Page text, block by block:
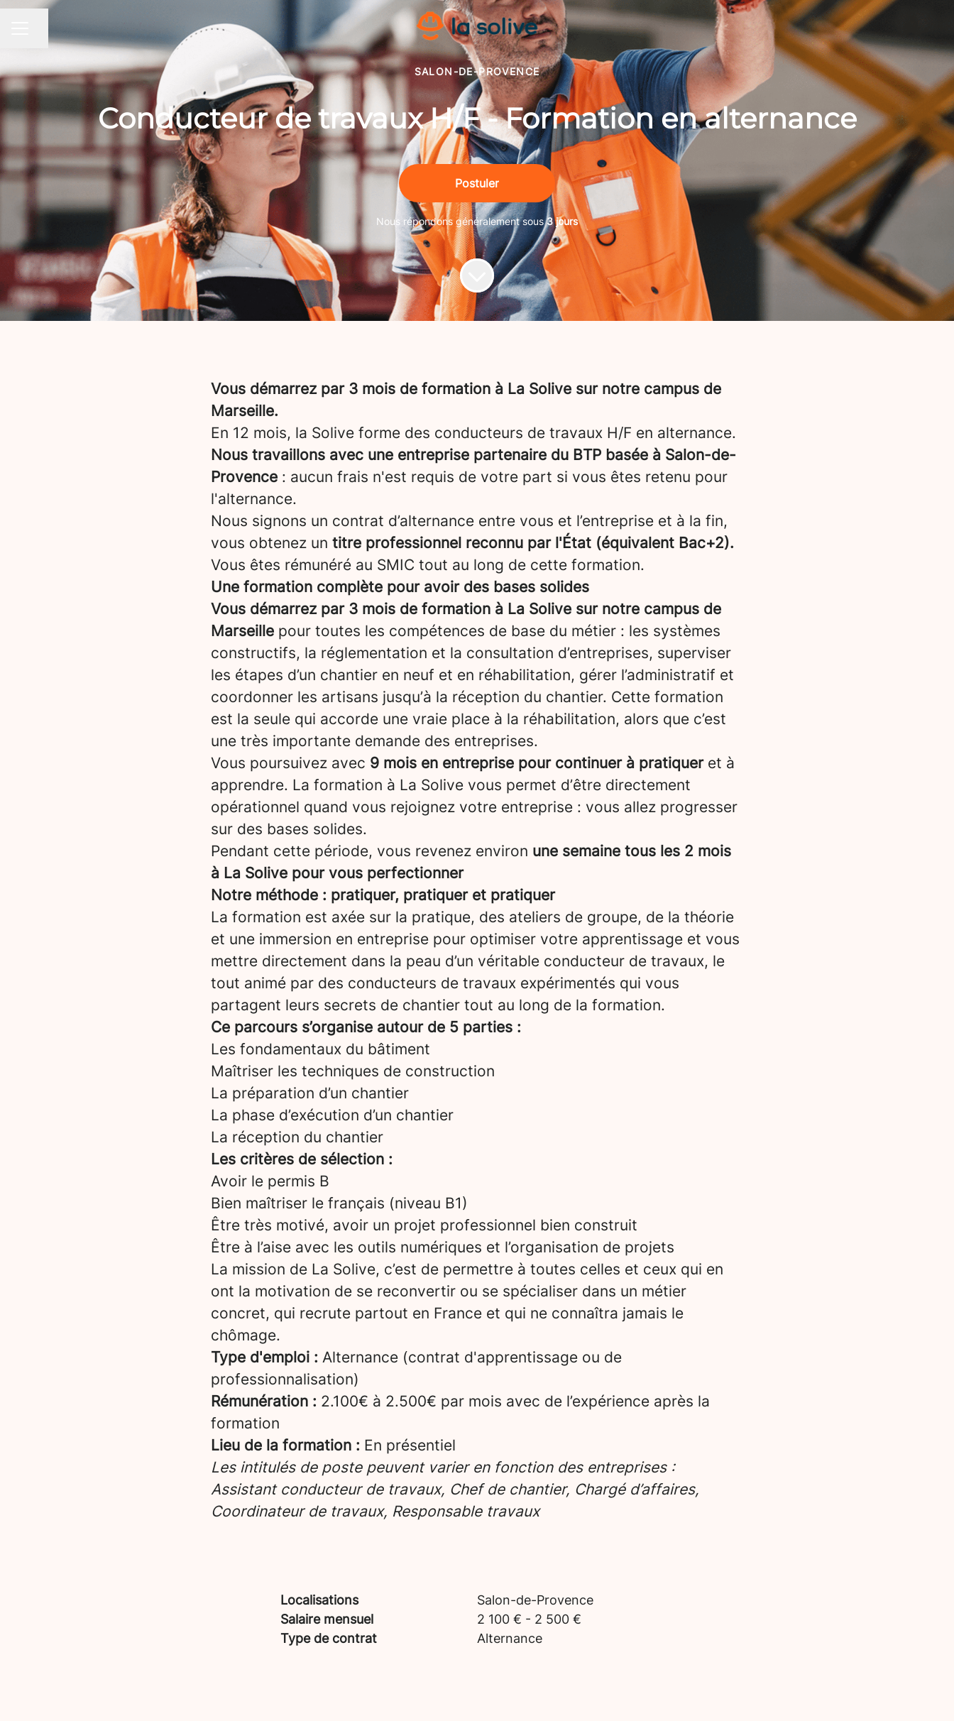
MENU CARRIÈRE
Partager la page
SALON-DE-PROVENCE
Conducteur de travaux H/F - Formation en alternance
Postuler
Nous répondons généralement sous3 jours
Vous démarrez par 3 mois de formation à La Solive sur notre campus de
Marseille.
En 12 mois, la Solive forme des conducteurs de travaux H/F en alternance.
Nous travaillons avec une entreprise partenaire du BTP basée à Salon-de-
Provence : aucun frais n'est requis de votre part si vous êtes retenu pour
l'alternance.
Nous signons un contrat d’alternance entre vous et l’entreprise et à la fin,
vous obtenez un titre professionnel reconnu par l'État (équivalent Bac+2).
Vous êtes rémunéré au SMIC tout au long de cette formation.
Une formation complète pour avoir des bases solides
Vous démarrez par 3 mois de formation à La Solive sur notre campus de
Marseille pour toutes les compétences de base du métier : les systèmes
constructifs, la réglementation et la consultation d’entreprises, superviser
les étapes d’un chantier en neuf et en réhabilitation, gérer l’administratif et
coordonner les artisans jusqu’à la réception du chantier. Cette formation
est la seule qui accorde une vraie place à la réhabilitation, alors que c’est
une très importante demande des entreprises.
Vous poursuivez avec 9 mois en entreprise pour continuer à pratiqueret à
apprendre. La formation à La Solive vous permet d’être directement
opérationnel quand vous rejoignez votre entreprise : vous allez progresser
sur des bases solides.
Pendant cette période, vous revenez environ une semaine tous les 2 mois
à La Solive pour vous perfectionner
Notre méthode : pratiquer, pratiquer et pratiquer
La formation est axée sur la pratique, des ateliers de groupe, de la théorie
et une immersion en entreprise pour optimiser votre apprentissage et vous
mettre directement dans la peau d’un véritable conducteur de travaux, le
tout animé par des conducteurs de travaux expérimentés qui vous
partagent leurs secrets de chantier tout au long de la formation.
Ce parcours s’organise autour de 5 parties :
Les fondamentaux du bâtiment
Maîtriser les techniques de construction
La préparation d’un chantier
La phase d’exécution d’un chantier
La réception du chantier
Les critères de sélection :
Avoir le permis B
Bien maîtriser le français (niveau B1)
Être très motivé, avoir un projet professionnel bien construit
Être à l’aise avec les outils numériques et l’organisation de projets
La mission de La Solive, c’est de permettre à toutes celles et ceux qui en
ont la motivation de se reconvertir ou se spécialiser dans un métier
concret, qui recrute partout en France et qui ne connaîtra jamais le
chômage.
Type d'emploi : Alternance (contrat d'apprentissage ou de
professionnalisation)
Rémunération : 2.100€ à 2.500€ par mois avec de l’expérience après la
formation
Lieu de la formation : En présentiel
Les intitulés de poste peuvent varier en fonction des entreprises :
Assistant conducteur de travaux, Chef de chantier, Chargé d’affaires,
Coordinateur de travaux, Responsable travaux
Localisations
Salon-de-Provence
Salaire mensuel
2 100 € - 2 500 €
Type de contrat
Alternance